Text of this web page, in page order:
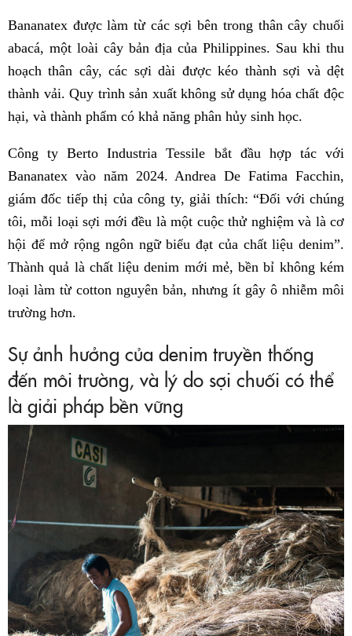
Bananatex được làm từ các sợi bên trong thân cây chuối
abacá, một loài cây bản địa của Philippines. Sau khi thu
hoạch thân cây, các sợi dài được kéo thành sợi và dệt
thành vải. Quy trình sản xuất không sử dụng hóa chất độc
hại, và thành phẩm có khả năng phân hủy sinh học.
Công ty Berto Industria Tessile bắt đầu hợp tác với
Bananatex vào năm 2024. Andrea De Fatima Facchin,
giám đốc tiếp thị của công ty, giải thích: “Đối với chúng
tôi, mỗi loại sợi mới đều là một cuộc thử nghiệm và là cơ
hội để mở rộng ngôn ngữ biểu đạt của chất liệu denim”.
Thành quả là chất liệu denim mới mẻ, bền bỉ không kém
loại làm từ cotton nguyên bản, nhưng ít gây ô nhiễm môi
trường hơn.
Sự ảnh hưởng của denim truyền thống
đến môi trường, và lý do sợi chuối có thể
là giải pháp bền vững